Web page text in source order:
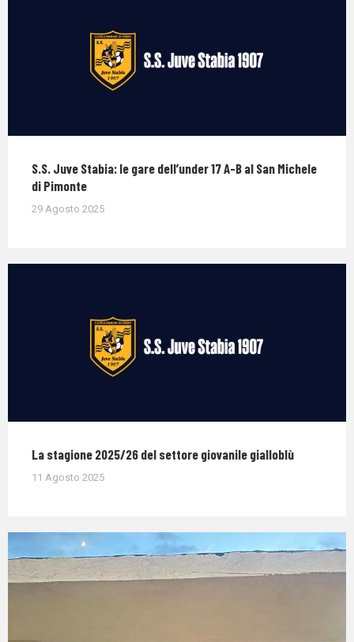
S.S. Juve Stabia: le gare dell’under 17 A-B al San Michele
di Pimonte
29 Agosto 2025
La stagione 2025/26 del settore giovanile gialloblù
11 Agosto 2025